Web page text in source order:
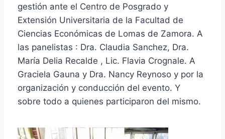
gestión ante el Centro de Posgrado y
Extensión Universitaria de la Facultad de
Ciencias Económicas de Lomas de Zamora. A
las panelistas : Dra. Claudia Sanchez, Dra.
María Delia Recalde , Lic. Flavia Crognale. A
Graciela Gauna y Dra. Nancy Reynoso y por la
organización y conducción del evento. Y
sobre todo a quienes participaron del mismo.